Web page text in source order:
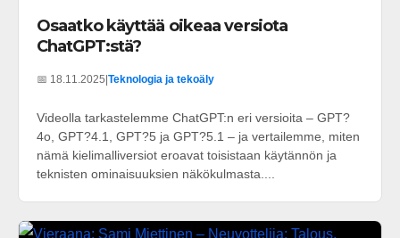
Osaatko käyttää oikeaa versiota
ChatGPT:stä?
📅 18.11.2025|Teknologia ja tekoäly
Videolla tarkastelemme ChatGPT:n eri versioita – GPT?
4o, GPT?4.1, GPT?5 ja GPT?5.1 – ja vertailemme, miten
nämä kielimalliversiot eroavat toisistaan käytännön ja
teknisten ominaisuuksien näkökulmasta....